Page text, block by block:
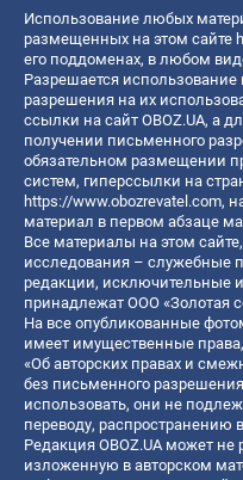
Использование любых
размещенных на этом сайте
его поддоменах, в любом
Разрешается
разрешения на их
ссылки на сайт OBOZ.UA, а
получении письменного
обязательном размещении
систем, гиперссылки на
https://www.obozrevatel.com,
материал в первом абзаце
Все материалы на этом
исследования – служебные
редакции, исключительные
принадлежат ООО «Золотая
На все опубликованные
имеет имущественные
«Об авторских правах и
без письменного
использовать, они не
переводу, распространению
Редакция OBOZ.UA может не
изложенную в авторском